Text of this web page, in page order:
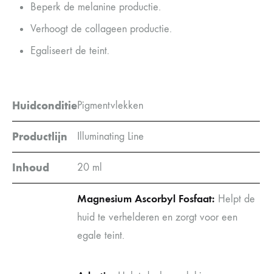
Beperk de melanine productie.
Verhoogt de collageen productie.
Egaliseert de teint.
HuidconditiePigmentvlekken
Productlijn Illuminating Line
Inhoud 20 ml
Magnesium Ascorbyl Fosfaat: Helpt de
huid te verhelderen en zorgt voor een
egale teint.